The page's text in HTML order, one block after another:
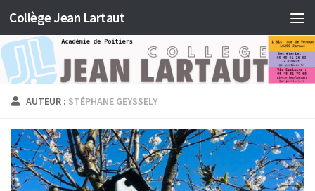
Skip to content
Collège Jean Lartaut
AUTEUR : STÉPHANE GEYSSELY